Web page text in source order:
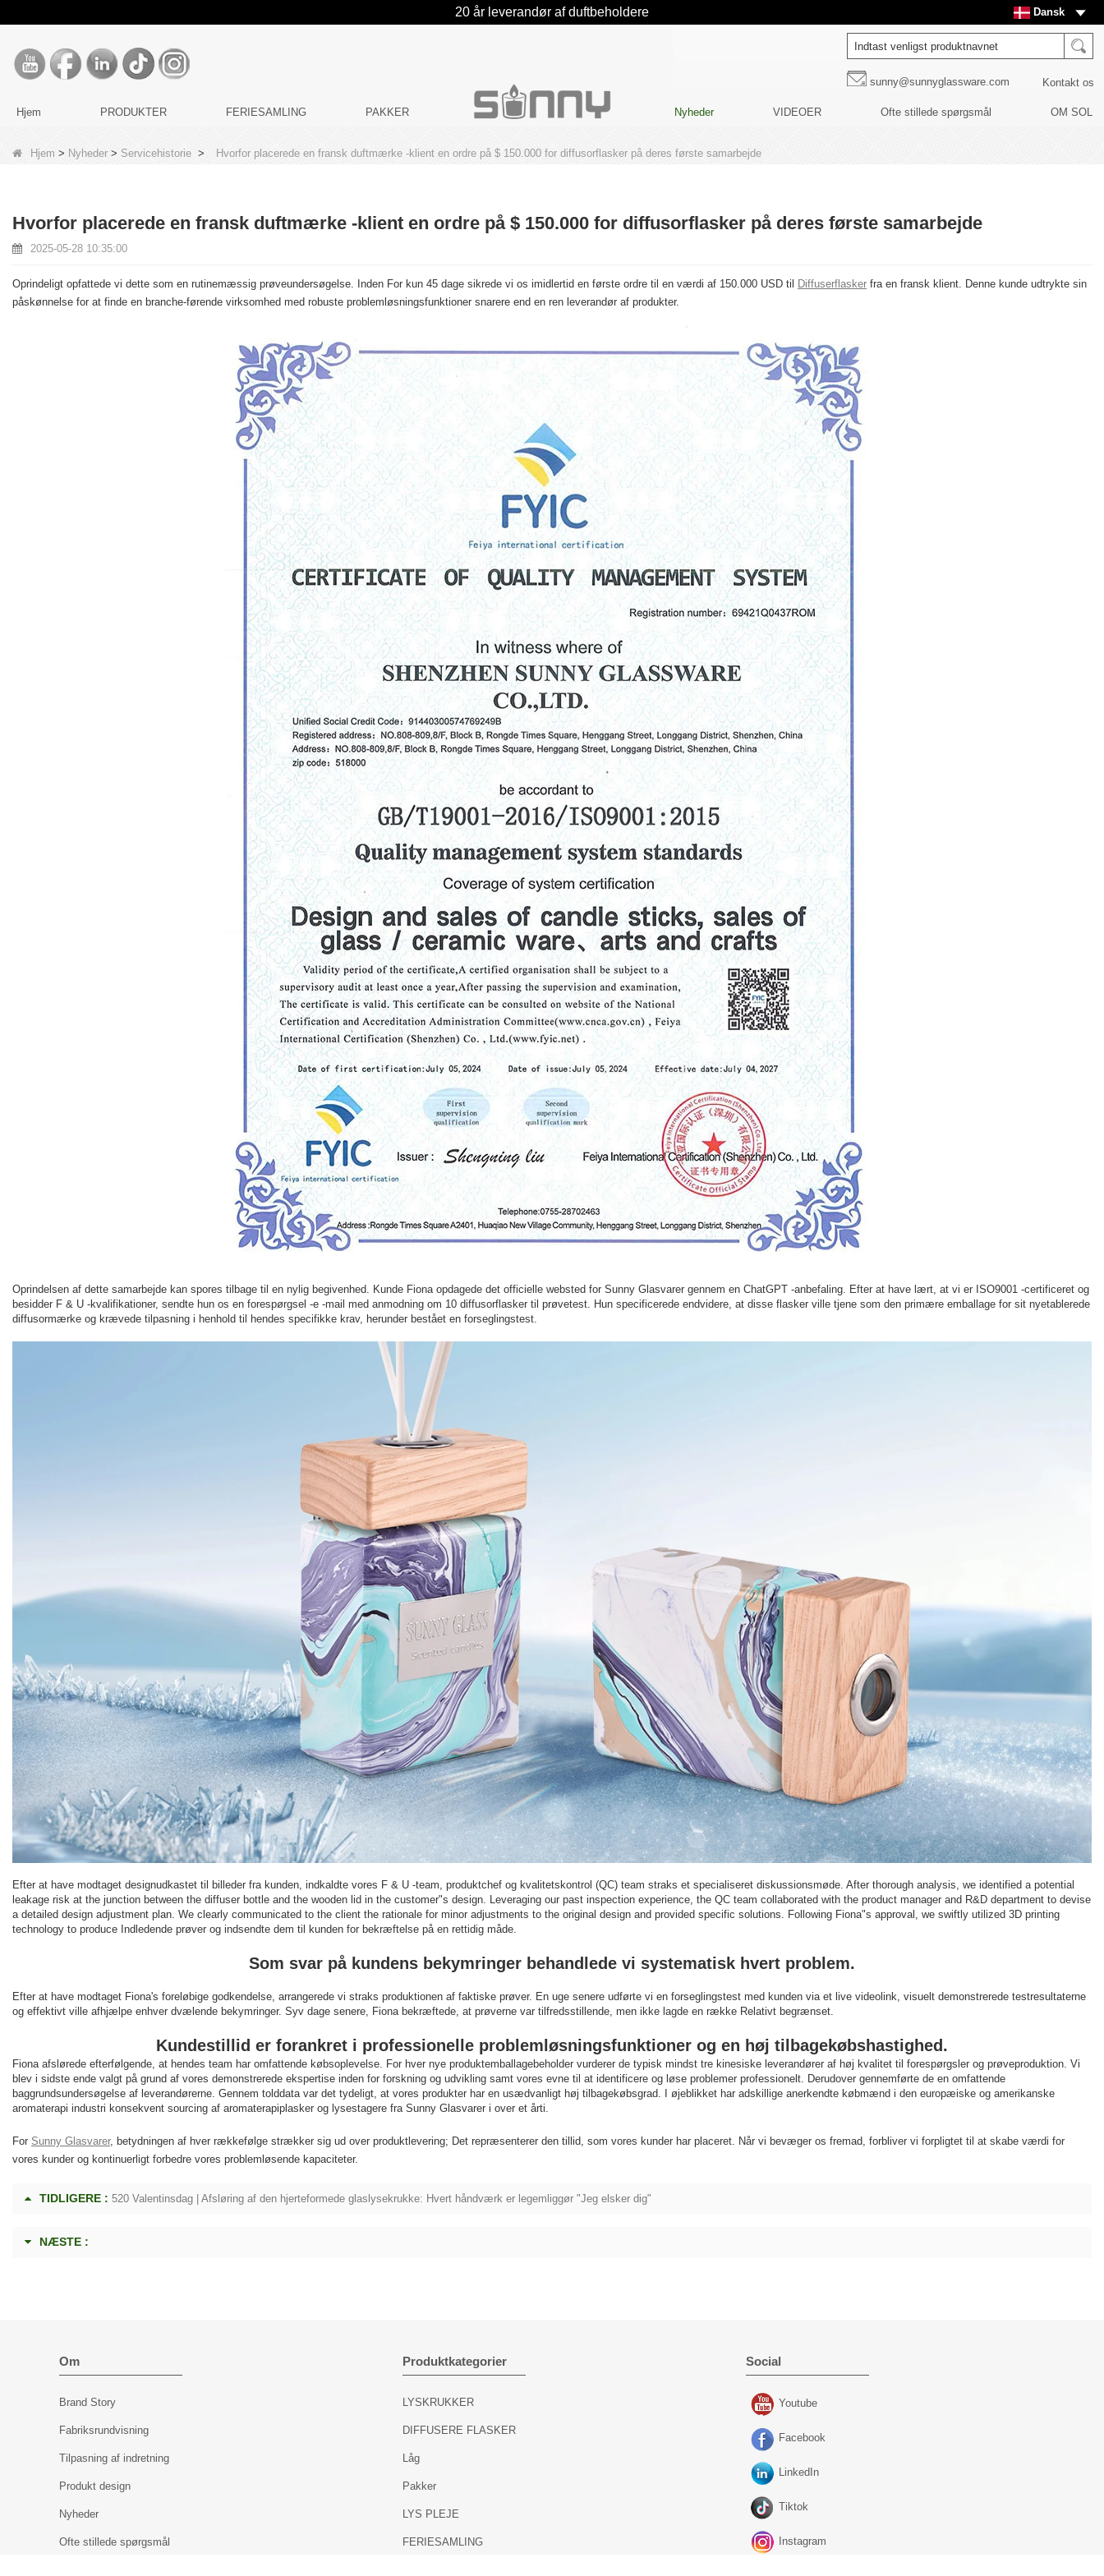
20 år leverandør af duftbeholdere Dansk
sunny@sunnyglassware.com Kontakt os
Hjem PRODUKTER FERIESAMLING PAKKER Nyheder VIDEOER Ofte stillede spørgsmål OM SOL
Hjem > Nyheder > Servicehistorie > Hvorfor placerede en fransk duftmærke -klient en ordre på $ 150.000 for diffusorflasker på deres første samarbejde
Hvorfor placerede en fransk duftmærke -klient en ordre på $ 150.000 for diffusorflasker på deres første samarbejde
2025-05-28 10:35:00
Oprindeligt opfattede vi dette som en rutinemæssig prøveundersøgelse. Inden For kun 45 dage sikrede vi os imidlertid en første ordre til en værdi af 150.000 USD til Diffuserflasker fra en fransk klient. Denne kunde udtrykte sin
påskønnelse for at finde en branche-førende virksomhed med robuste problemløsningsfunktioner snarere end en ren leverandør af produkter.
Oprindelsen af ​​dette samarbejde kan spores tilbage til en nylig begivenhed. Kunde Fiona opdagede det officielle websted for Sunny Glasvarer gennem en ChatGPT -anbefaling. Efter at have lært, at vi er ISO9001 -certificeret og
besidder F & U -kvalifikationer, sendte hun os en forespørgsel -e -mail med anmodning om 10 diffusorflasker til prøvetest. Hun specificerede endvidere, at disse flasker ville tjene som den primære emballage for sit nyetablerede
diffusormærke og krævede tilpasning i henhold til hendes specifikke krav, herunder bestået en forseglingstest.
Efter at have modtaget designudkastet til billeder fra kunden, indkaldte vores F & U -team, produktchef og kvalitetskontrol (QC) team straks et specialiseret diskussionsmøde. After thorough analysis, we identified a potential
leakage risk at the junction between the diffuser bottle and the wooden lid in the customer"s design. Leveraging our past inspection experience, the QC team collaborated with the product manager and R&D department to devise
a detailed design adjustment plan. We clearly communicated to the client the rationale for minor adjustments to the original design and provided specific solutions. Following Fiona"s approval, we swiftly utilized 3D printing
technology to produce Indledende prøver og indsendte dem til kunden for bekræftelse på en rettidig måde.
Som svar på kundens bekymringer behandlede vi systematisk hvert problem.
Efter at have modtaget Fiona's foreløbige godkendelse, arrangerede vi straks produktionen af ​​faktiske prøver. En uge senere udførte vi en forseglingstest med kunden via et live videolink, visuelt demonstrerede testresultaterne
og effektivt ville afhjælpe enhver dvælende bekymringer. Syv dage senere, Fiona bekræftede, at prøverne var tilfredsstillende, men ikke lagde en række Relativt begrænset.
Kundestillid er forankret i professionelle problemløsningsfunktioner og en høj tilbagekøbshastighed.
Fiona afslørede efterfølgende, at hendes team har omfattende købsoplevelse. For hver nye produktemballagebeholder vurderer de typisk mindst tre kinesiske leverandører af høj kvalitet til forespørgsler og prøveproduktion. Vi
blev i sidste ende valgt på grund af vores demonstrerede ekspertise inden for forskning og udvikling samt vores evne til at identificere og løse problemer professionelt. Derudover gennemførte de en omfattende
baggrundsundersøgelse af leverandørerne. Gennem tolddata var det tydeligt, at vores produkter har en usædvanligt høj tilbagekøbsgrad. I øjeblikket har adskillige anerkendte købmænd i den europæiske og amerikanske
aromaterapi industri konsekvent sourcing af aromaterapiplasker og lysestagere fra Sunny Glasvarer i over et årti.
For Sunny Glasvarer, betydningen af ​​hver rækkefølge strækker sig ud over produktlevering; Det repræsenterer den tillid, som vores kunder har placeret. Når vi bevæger os fremad, forbliver vi forpligtet til at skabe værdi for
vores kunder og kontinuerligt forbedre vores problemløsende kapaciteter.
TIDLIGERE : 520 Valentinsdag | Afsløring af den hjerteformede glaslysekrukke: Hvert håndværk er legemliggør "Jeg elsker dig"
NÆSTE :
Om
Brand Story
Fabriksrundvisning
Tilpasning af indretning
Produkt design
Nyheder
Ofte stillede spørgsmål
Produktkategorier
LYSKRUKKER
DIFFUSERE FLASKER
Låg
Pakker
LYS PLEJE
FERIESAMLING
Social
Youtube
Facebook
LinkedIn
Tiktok
Instagram